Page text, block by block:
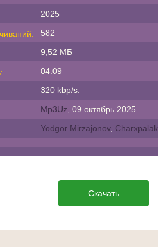
2025
582
9,52 МБ
04:09
320 kbp/s.
Mp3Uz , 09 октябрь 2025
Yodgor Mirzajonov, Charxpalak
Скачать